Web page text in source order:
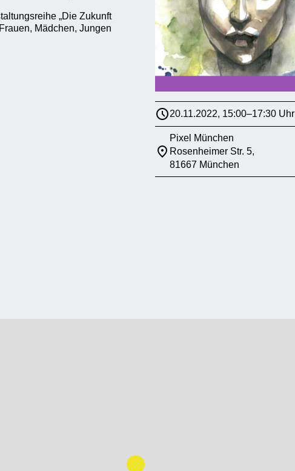
„Die Zukunft
Mädchen, Jungen
20.11.2022, 15:00–17:30 Uhr
Pixel München
Rosenheimer Str. 5,
81667 München